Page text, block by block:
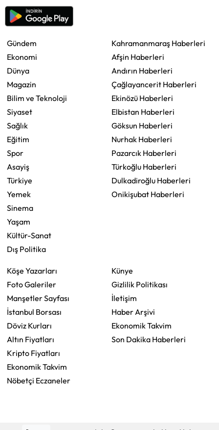
Gündem
Ekonomi
Dünya
Magazin
Bilim ve Teknoloji
Siyaset
Sağlık
Eğitim
Spor
Asayiş
Türkiye
Yemek
Sinema
Yaşam
Kültür-Sanat
Dış Politika
Kahramanmaraş Haberleri
Afşin Haberleri
Andırın Haberleri
Çağlayancerit Haberleri
Ekinözü Haberleri
Elbistan Haberleri
Göksun Haberleri
Nurhak Haberleri
Pazarcık Haberleri
Türkoğlu Haberleri
Dulkadiroğlu Haberleri
Onikişubat Haberleri
Köşe Yazarları
Foto Galeriler
Manşetler Sayfası
İstanbul Borsası
Döviz Kurları
Altın Fiyatları
Kripto Fiyatları
Ekonomik Takvim
Nöbetçi Eczaneler
Künye
Gizlilik Politikası
İletişim
Haber Arşivi
Ekonomik Takvim
Son Dakika Haberleri